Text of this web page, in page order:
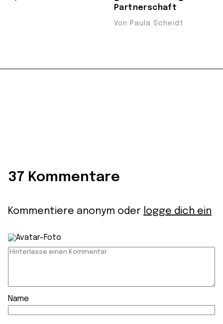
Partnerschaft
Von Paula Scheidt
37 Kommentare
Kommentiere anonym oder logge dich ein
Name